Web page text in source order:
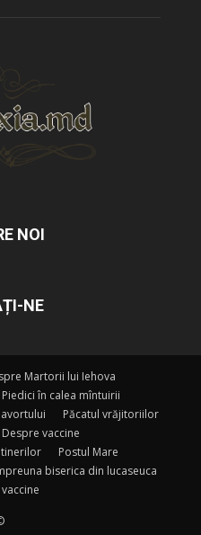
NOI
NE
Martorii lui Iehova
Piedici în calea mîntuirii
Păcatul vrăjitoriilor
Despre vaccine
tinerilor
Postul Mare
biserica din lucaseuca